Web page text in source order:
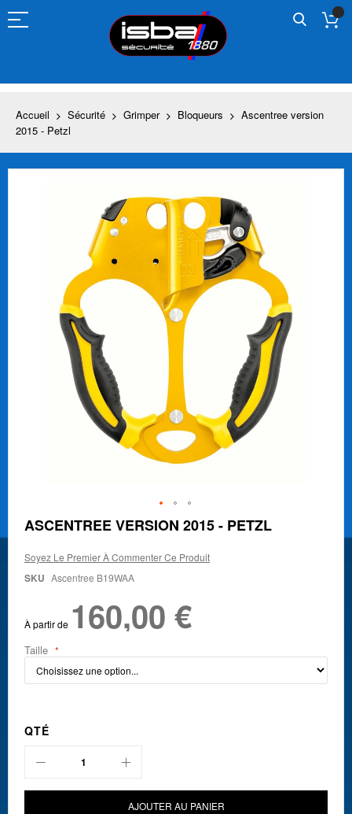
au
contenu
Accueil Sécurité Grimper Bloqueurs
Ascentree version
2015 - Petzl
Skip
to
beginning
of
ASCENTREE VERSION 2015 - PETZL
Soyez Le Premier À Commenter Ce Produit
SKU Ascentree B19WAA
À partir de 160,00 €
Taille
QTÉ
AJOUTER AU PANIER